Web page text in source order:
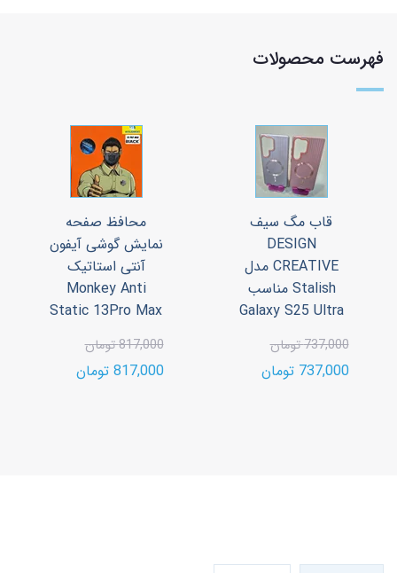
فهرست محصولات
قاب مگ سیف
DESIGN
CREATIVE مدل
Stalish مناسب
Galaxy S25 Ultra
737,000 تومان
737,000 تومان
محافظ صفحه
نمایش گوشی آیفون
آنتی استاتیک
Monkey Anti
Static 13Pro Max
817,000 تومان
817,000 تومان